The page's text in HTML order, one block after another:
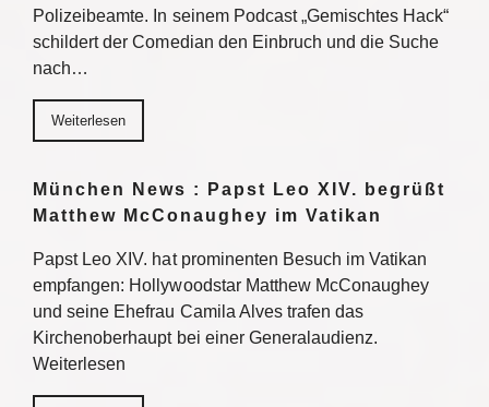
Polizeibeamte. In seinem Podcast „Gemischtes Hack“
schildert der Comedian den Einbruch und die Suche
nach…
Weiterlesen
München News : Papst Leo XIV. begrüßt
Matthew McConaughey im Vatikan
Papst Leo XIV. hat prominenten Besuch im Vatikan
empfangen: Hollywoodstar Matthew McConaughey
und seine Ehefrau Camila Alves trafen das
Kirchenoberhaupt bei einer Generalaudienz.
Weiterlesen